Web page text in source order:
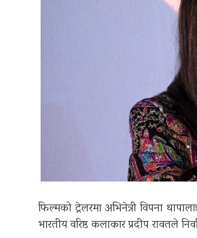
फिल्मको ट्रेलरमा अभिनेत्री विपना
भारतीय वरिष्ठ कलाकार प्रदीप रावतले